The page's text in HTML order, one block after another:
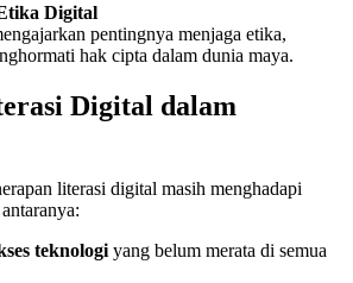
Digital
pentingnya menjaga etika,
hak cipta dalam dunia maya.
Digital dalam
literasi digital masih menghadapi
teknologi yang belum merata di semua